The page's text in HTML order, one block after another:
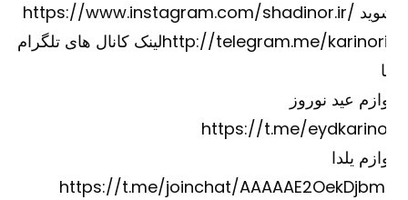
https://www.instagram.com/shadinor.ir/
http://telegram.me/لینک کانال های تلگرام
عید نوروز
https://t.me/
یلدا
https://t.me/joinchat/